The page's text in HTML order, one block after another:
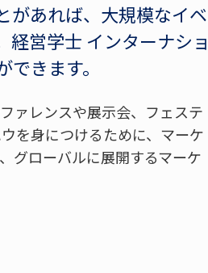
があれば、大規模なイベ
営学士 インターナショ
きます。
ァレンスや展示会、フェステ
を身につけるために、マーケ
グローバルに展開するマーケ